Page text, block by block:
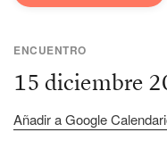
ENCUENTRO
15 diciembre
Añadir a Google